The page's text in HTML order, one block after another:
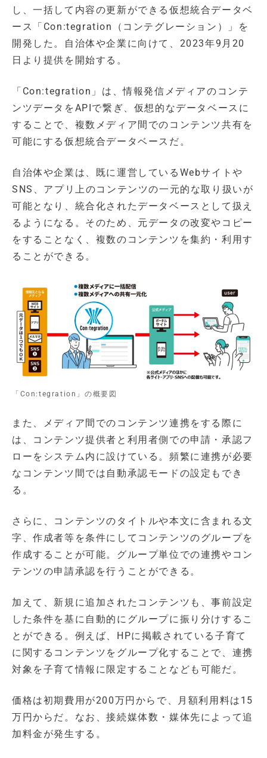
し、一括して内容の更新ができる仮想統合データベ
ース「Con:tegration（コンテグレーション）」を
開発した。自治体や企業に向けて、2023年9月20
日より提供を開始する。
「Con:tegration」は、情報発信メディアのコンテ
ンツデータをAPIで繋ぎ、仮想的なデータベースに
することで、複数メディア間でのコンテンツ共有を
可能にする仮想統合データベースだ。
自治体や企業は、既に運営しているWebサイトや
SNS、アプリ上のコンテンツの一元的な取り扱いが
可能となり、統合化されたデータベースとして扱え
るようになる。そのため、元データの改変やコピー
をすることなく、複数のコンテンツを集約・利用す
ることができる。
「Con:tegration」の概要図
また、メディア間でのコンテンツ連携をする際に
は、コンテンツ提供者と利用者側での申請・承認フ
ローをシステム内に設けている。頻繁に連携が必要
なコンテンツ間では自動承認モードの設定もでき
る。
さらに、コンテンツのタイトルや本文に含まれる文
字、作成者等を条件にしてコンテンツのグループを
作成することが可能。グループ単位での連携やコン
テンツの申請承認を行うことができる。
加えて、新規に追加されたコンテンツも、事前設定
した条件を基に自動的にグループに振り分けするこ
とができる。例えば、HPに掲載されている子育て
に関するコンテンツをグループ化することで、連携
対象を子育て情報に限定することなども可能だ。
価格は初期費用が200万円からで、月額利用料は15
万円からだ。なお、接続媒体数・媒体先によって追
加料金が発生する。